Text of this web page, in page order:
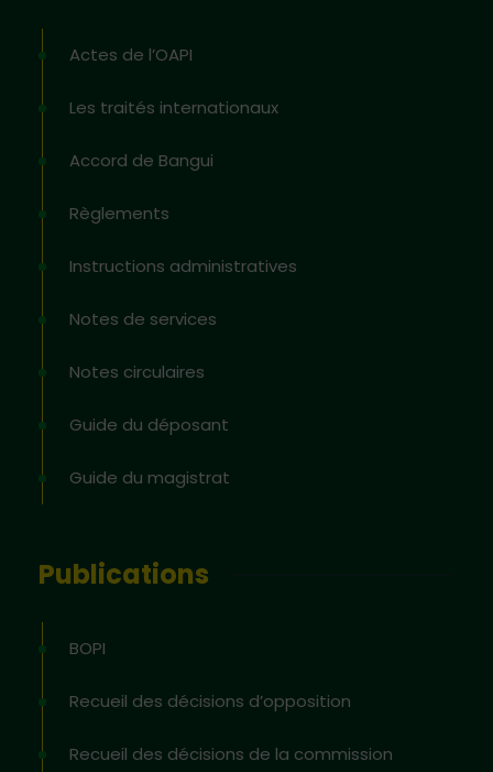
Actes de l’OAPI
Les traités internationaux
Accord de Bangui
Règlements
Instructions administratives
Notes de services
Notes circulaires
Guide du déposant
Guide du magistrat
Publications
BOPI
Recueil des décisions d’opposition
Recueil des décisions de la commission